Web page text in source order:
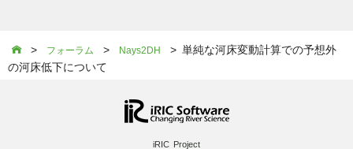
 > フォーラム > Nays2DH
> 単純な河床変動計算での予想外
の河床低下について
iRIC Project